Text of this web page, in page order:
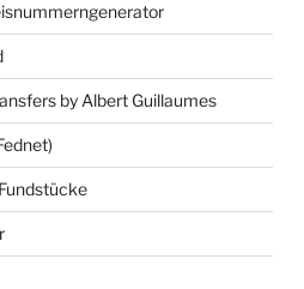
by Albert Guillaumes